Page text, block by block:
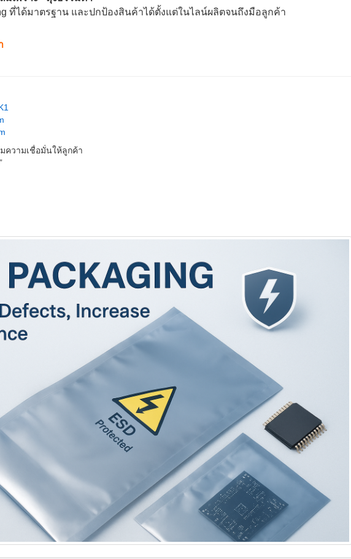
ที่ได้มาตรฐาน และปกป้องสินค้าได้ตั้งแต่ในไลน์ผลิตจนถึงมือลูกค้า
ความเชื่อมั่นให้ลูกค้า